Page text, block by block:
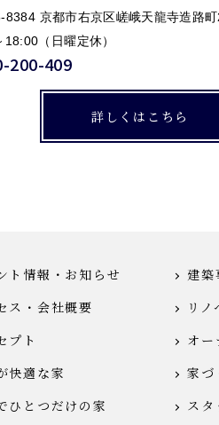
8384 京都市右京区嵯峨天龍寺造路町
（日曜定休）
200-409
詳しくはこちら
ト情報・お知らせ
ス・会社概要
プト
快適な家
ひとつだけの家
建築
リ
オー
家づ
スタ